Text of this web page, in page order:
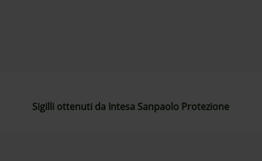
Sigilli ottenuti da Intesa Sanpaolo Protezione